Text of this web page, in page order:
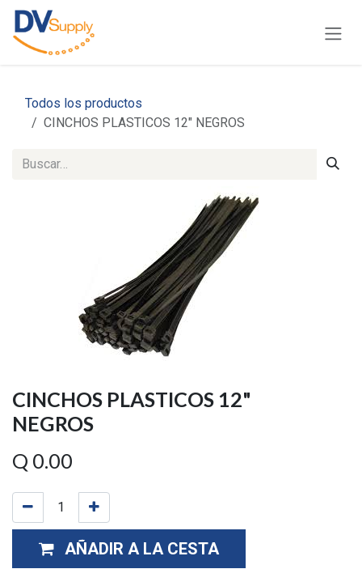
Ir al contenido
Todos los productos
CINCHOS PLASTICOS 12" NEGROS
CINCHOS PLASTICOS 12"
NEGROS
Q 0.00
AÑADIR A LA CESTA